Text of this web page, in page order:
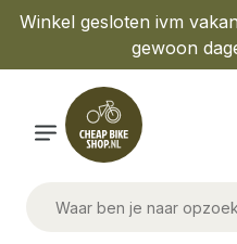
Winkel gesloten ivm
gewoon